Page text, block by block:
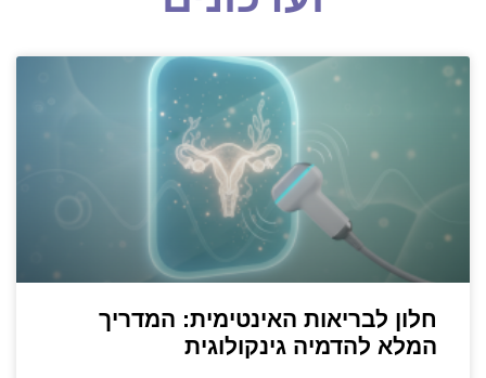
חלון לבריאות האינטימית: המדריך
המלא להדמיה גינקולוגית